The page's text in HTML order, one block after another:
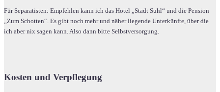
Für Separatisten: Empfehlen kann ich das Hotel „Stadt Suhl“ und die Pension
„Zum Schotten“. Es gibt noch mehr und näher liegende Unterkünfte, über die
ich aber nix sagen kann. Also dann bitte Selbstversorgung.
Kosten und Verpflegung